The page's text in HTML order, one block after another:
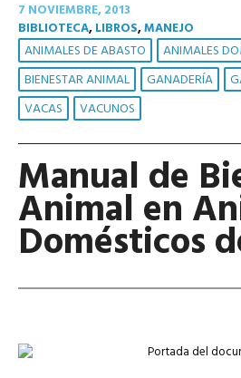
7 NOVIEMBRE, 2013
BIBLIOTECA,LIBROS,MANEJO
ANIMALES DE ABASTO
ANIMALES
BIENESTAR ANIMAL
GANADERÍA
VACAS
VACUNOS
Manual de
Animal en
Domésticos